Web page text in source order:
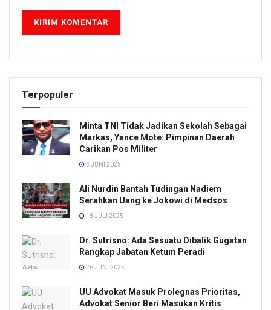
Terpopuler
Minta TNI Tidak Jadikan Sekolah Sebagai
Markas, Yance Mote: Pimpinan Daerah
Carikan Pos Militer
3 JUNI 2025
Ali Nurdin Bantah Tudingan Nadiem
Serahkan Uang ke Jokowi di Medsos
18 JULI 2025
Dr. Sutrisno: Ada Sesuatu Dibalik Gugatan
Rangkap Jabatan Ketum Peradi
26 JUNI 2025
UU Advokat Masuk Prolegnas Prioritas,
Advokat Senior Beri Masukan Kritis